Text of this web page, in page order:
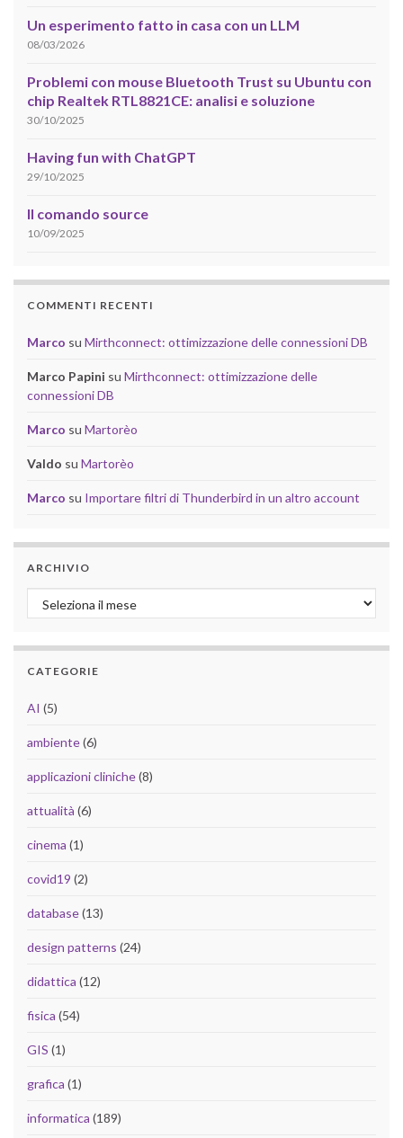
Un esperimento fatto in casa con un LLM
08/03/2026
Problemi con mouse Bluetooth Trust su Ubuntu con
chip Realtek RTL8821CE: analisi e soluzione
30/10/2025
Having fun with ChatGPT
29/10/2025
Il comando source
10/09/2025
COMMENTI RECENTI
Marco su Mirthconnect: ottimizzazione delle connessioni DB
Marco Papini su Mirthconnect: ottimizzazione delle
connessioni DB
Marco su Martorèo
Valdo su Martorèo
Marco su Importare filtri di Thunderbird in un altro account
ARCHIVIO
Archivio
CATEGORIE
AI (5)
ambiente(6)
applicazioni cliniche(8)
attualità (6)
cinema (1)
covid19 (2)
database(13)
design patterns (24)
didattica (12)
fisica (54)
GIS (1)
grafica (1)
informatica (189)